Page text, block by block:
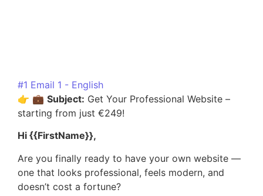
#1 Email 1 - English
👉 💼 Subject: Get Your Professional Website –
starting from just €249!
Hi {{FirstName}},
Are you finally ready to have your own website —
one that looks professional, feels modern, and
doesn’t cost a fortune?